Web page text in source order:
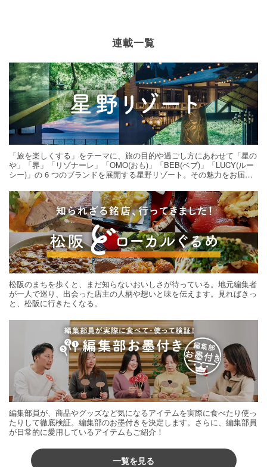
連載一覧
「旅を楽しくする」をテーマに、旅の目的や過ごし方にあわせて「星の
や」「界」「リゾナーレ」「OMO(おも)」「BEB(ベブ)」「LUCY(ルー
シー)」の 6 つのブランドを展開する星野リゾート。その魅力をお届け
松阪のまちを歩くと、まだ知らないおいしさが待っている。地元編集者
が一人で巡り、出会った店主の人柄や想いと味を伝えます。見ればきっ
と、松阪に行きたくなる。
編集部員が、商品やグッズなど気になるアイテムを実際に食べたり使っ
たりして徹底検証。編集部のお墨付きを決定します。さらに、編集部員
が日常的に愛用しているアイテムもご紹介！
一覧を見る